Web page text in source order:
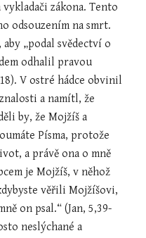
zákona. Tento
odsouzením na smrt.
„podal svědectví o
odhalil pravou
V ostré hádce obvinil
a namítl, že
by, že Mojžíš a
Písma, protože
a právě ona o mně
je Mojžíš, v něhož
věřili Mojžíšovi,
on psal.“ (Jan, 5,39-
neslýchané a